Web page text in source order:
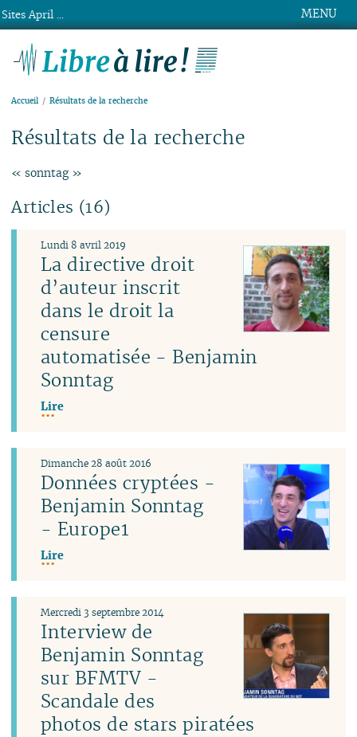
MENU
Accueil Résultats de la recherche
Résultats de la recherche
« sonntag »
Articles (16)
La directive droit
d’auteur inscrit
dans le droit la
censure
automatisée - Benjamin
Sonntag
Lundi 8 avril 2019
Lire
Données cryptées -
Benjamin Sonntag
- Europe1
Dimanche 28 août 2016
Lire
Interview de
Benjamin Sonntag
sur BFMTV -
Scandale des
photos de stars piratées
Mercredi 3 septembre 2014
Sites April ...